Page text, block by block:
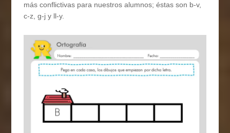
más conflictivas para nuestros alumnos; éstas son b-v,
c-z, g-j y ll-y.